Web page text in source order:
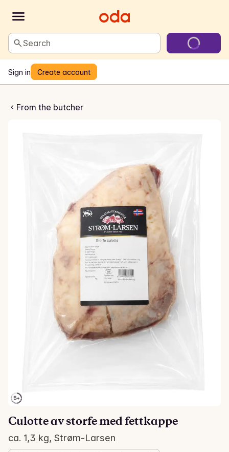
Search
Sign in Create account
From the butcher
med fettkappe
Culotte av storfe med fettkappe
ca. 1,3 kg, Strøm-Larsen